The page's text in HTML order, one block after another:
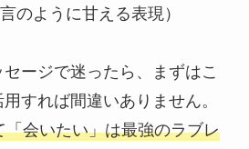
のように甘える表現）
ージで迷ったら、まずはこ
すれば間違いありません。
会いたい」は最強のラブレ